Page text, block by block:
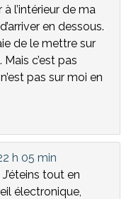
à l’intérieur de ma
en dessous.
de le mettre sur
c’est pas
pas sur moi en
h 05 min
tout en
électronique,